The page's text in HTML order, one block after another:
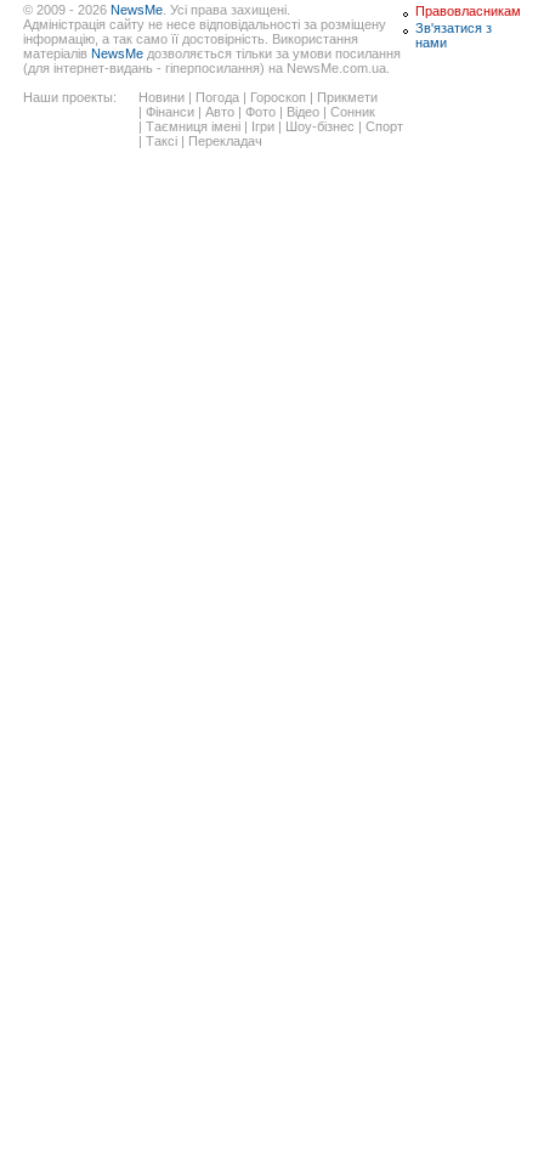
© 2009 - 2026 NewsMe . Усі права захищені.
Адміністрація сайту не несе відповідальності за розміщену
інформацію, а так само її достовірність. Використання
матеріалів NewsMe дозволяється тільки за умови посилання
(для інтернет-видань - гіперпосилання) на NewsMe.com.ua.
Наши проекты:
Новини | Погода | Гороскоп | Прикмети
| Фінанси | Авто | Фото | Відео | Сонник
| Таємниця імені | Ігри | Шоу-бізнес | Спорт
| Таксі | Перекладач
Правовласникам
Зв'язатися з
нами